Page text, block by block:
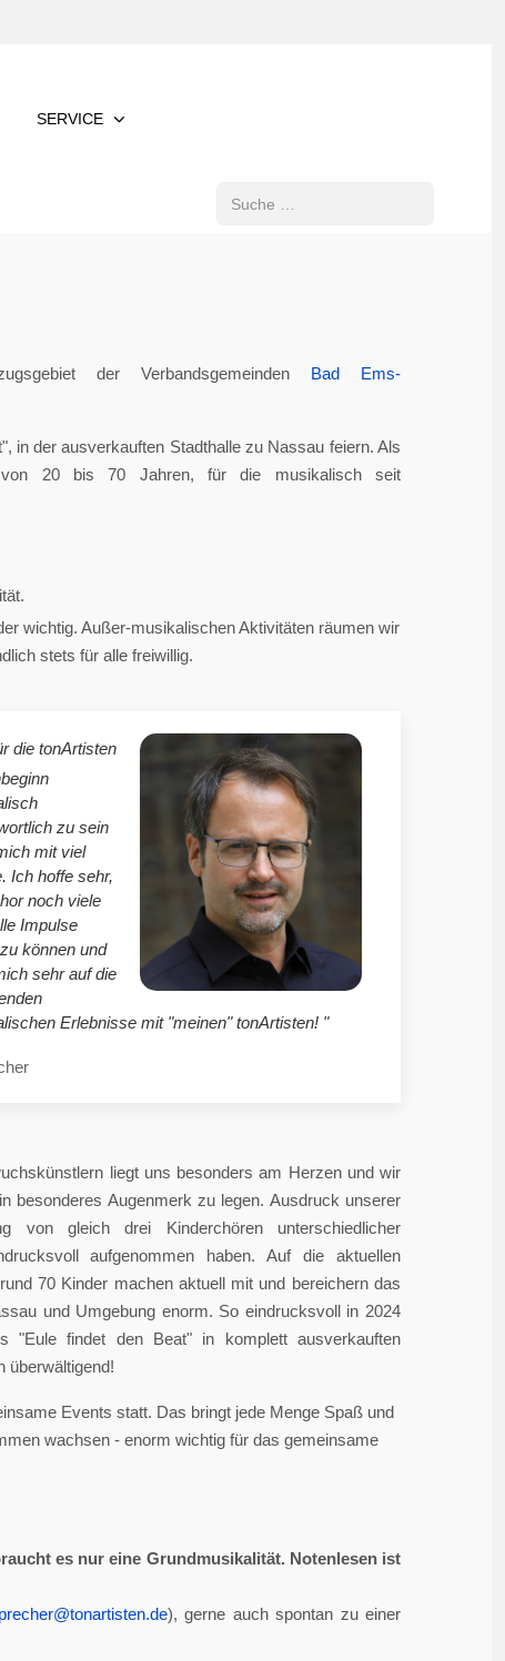
SERVICE
Suchen
der Verbandsgemeinden Bad Ems-
in der ausverkauften Stadthalle zu Nassau feiern. Als
von 20 bis 70 Jahren, für die musikalisch seit
wichtig. Außer-musikalischen Aktivitäten räumen wir
stets für alle freiwillig.
die tonArtisten
zu sein
mit viel
Ich hoffe sehr,
noch viele
Impulse
können und
sehr auf die
Erlebnisse mit "meinen" tonArtisten! "
liegt uns besonders am Herzen und wir
besonderes Augenmerk zu legen. Ausdruck unserer
von gleich drei Kinderchören unterschiedlicher
aufgenommen haben. Auf die aktuellen
70 Kinder machen aktuell mit und bereichern das
und Umgebung enorm. So eindrucksvoll in 2024
"Eule findet den Beat" in komplett ausverkauften
überwältigend!
Events statt. Das bringt jede Menge Spaß und
wachsen - enorm wichtig für das gemeinsame
es nur eine Grundmusikalität. Notenlesen ist
), gerne auch spontan zu einer